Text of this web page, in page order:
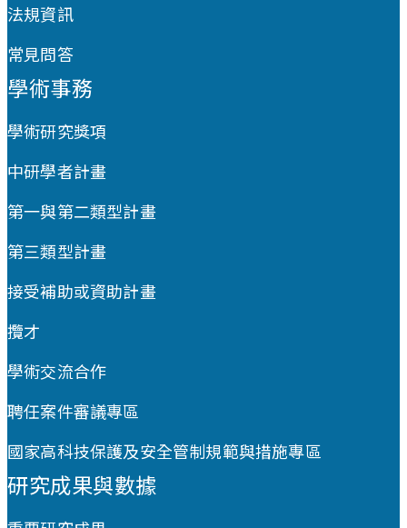
法規資訊
常見問答
學術事務
學術研究獎項
中研學者計畫
第一與第二類型計畫
第三類型計畫
接受補助或資助計畫
攬才
學術交流合作
聘任案件審議專區
國家高科技保護及安全管制規範與措施專區
研究成果與數據